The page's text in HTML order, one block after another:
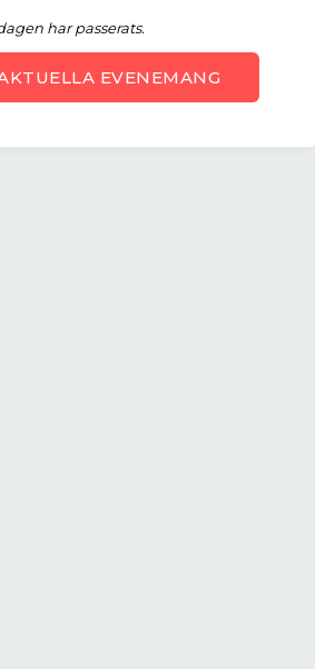
har passerats.
EVENEMANG